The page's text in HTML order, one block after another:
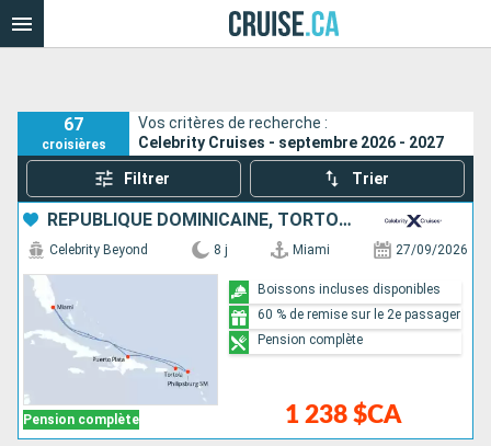
67
croisières
Vos critères de recherche :
Celebrity Cruises - septembre 2026 - 2027
Filtrer Trier
RÉPUBLIQUE DOMINICAINE, TORTOLA, SAINT-MARTIN, ÉTATS-UNIS
Pension complète
Celebrity Beyond 8 j Miami 27/09/2026
1 238 $CA
Boissons incluses disponibles
60 % de remise sur le 2e passager
Pension complète